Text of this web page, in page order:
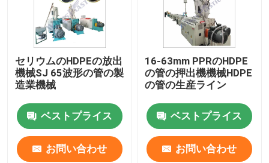
セリウムのHDPEの放出
機械SJ 65波形の管の製
造業機械
ベストプライス
お問い合わせ
16-63mm PPRのHDPE
の管の押出機機械HDPE
の管の生産ライン
ベストプライス
お問い合わせ